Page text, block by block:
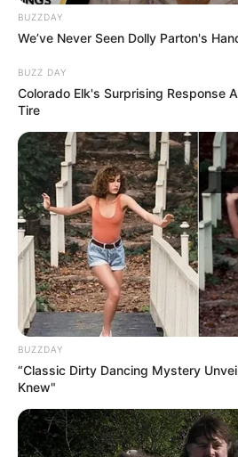
BUZZDAY
We’ve Never Seen Dolly Parton's
BUZZ DAY
Colorado Elk's Surprising Response
Tire
BUZZDAY
“Classic Dirty Dancing Mystery
Knew"